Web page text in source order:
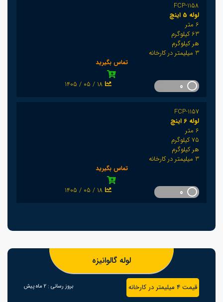
FCP-1158
لوله 5 اینچ
6 متر
63 کیلوگرم
هر کیلوگرم
3 میلیمتر در کارخانه
تماس بگیرید
1405 / 05 / 18
FCP-1157
لوله 6 اینچ
6 متر
75 کیلوگرم
هر کیلوگرم
3 میلیمتر در کارخانه
تماس بگیرید
1405 / 05 / 18
لوله گالوانیزه
قیمت 4 میلیمتر در کارخانه بروز رسانی : 2 ماه پیش